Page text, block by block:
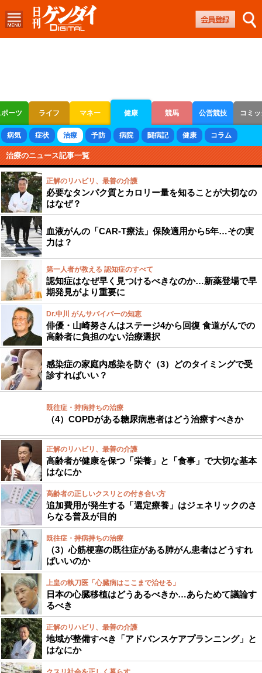
ーツ ライフ マネー 健康 競馬 公営競技 コミ
ボートレース 競輪 オートレース
病気 症状 治療 予防 病院 闘病記 健康 コラム
治療のニュース記事一覧
正解のリハビリ、最善の介護
必要なタンパク質とカロリー量を知ることが大切なの
はなぜ？
血液がんの「CAR-T療法」保険適用から5年…その実
力は？
第一人者が教える 認知症のすべて
認知症はなぜ早く見つけるべきなのか…新薬登場で早
期発見がより重要に
Dr.中川 がんサバイバーの知恵
俳優・山崎努さんはステージ4から回復 食道がんでの
高齢者に負担のない治療選択
感染症の家庭内感染を防ぐ（3）どのタイミングで受
診すればいい？
既往症・持病持ちの治療
（4）COPDがある糖尿病患者はどう治療すべきか
正解のリハビリ、最善の介護
高齢者が健康を保つ「栄養」と「食事」で大切な基本
はなにか
高齢者の正しいクスリとの付き合い方
追加費用が発生する「選定療養」はジェネリックのさ
らなる普及が目的
既往症・持病持ちの治療
（3）心筋梗塞の既往症がある肺がん患者はどうすれ
ばいいのか
上皇の執刀医「心臓病はここまで治せる」
日本の心臓移植はどうあるべきか…あらためて議論す
るべき
正解のリハビリ、最善の介護
地域が整備すべき「アドバンスケアプランニング」と
はなにか